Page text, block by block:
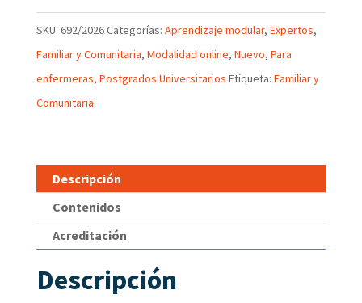
SKU: 692/2026Categorías: Aprendizaje modular, Expertos,
Familiar y Comunitaria, Modalidad online, Nuevo, Para
enfermeras, Postgrados Universitarios Etiqueta: Familiar y
Comunitaria
Descripción
Contenidos
Acreditación
Descripción